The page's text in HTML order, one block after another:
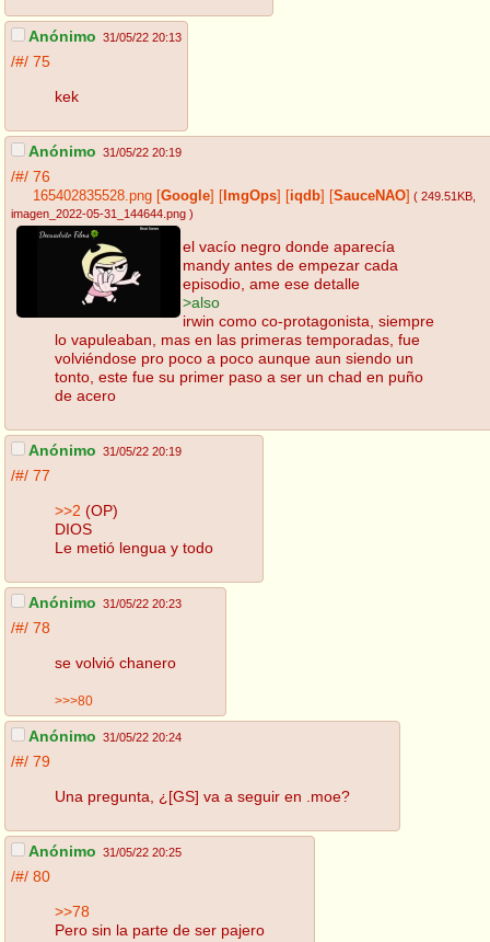
Anónimo 31/05/22 20:13
/#/ 75
kek
Anónimo 31/05/22 20:19
/#/ 76
165402835528.png Google ImgOps iqdb SauceNAO ( 249.51KB
imagen_2022-05-31_144644.png )
el vacío negro donde aparecía
mandy antes de empezar cada
episodio, ame ese detalle
>also
irwin como co-protagonista, siempre
lo vapuleaban, mas en las primeras temporadas, fue
volviéndose pro poco a poco aunque aun siendo un
tonto, este fue su primer paso a ser un chad en puño
de acero
Anónimo 31/05/22 20:19
/#/ 77
>>2 (OP)
DIOS
Le metió lengua y todo
Anónimo 31/05/22 20:23
/#/ 78
se volvió chanero
>>>80
Anónimo 31/05/22 20:24
/#/ 79
Una pregunta, ¿[GS] va a seguir en .moe?
Anónimo 31/05/22 20:25
/#/ 80
>>78
Pero sin la parte de ser pajero